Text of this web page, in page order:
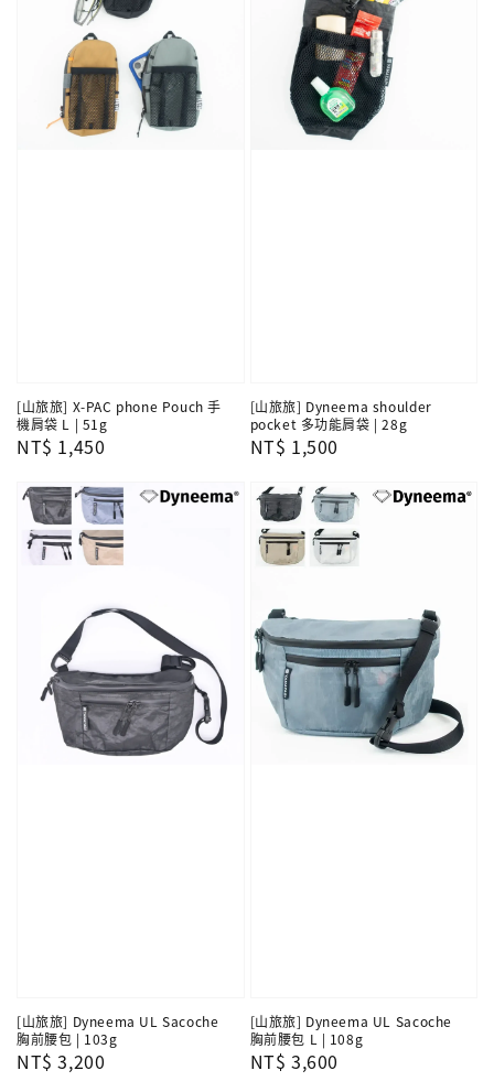
[山旅旅] X-PAC phone Pouch 手
機肩袋 L | 51g
Regular
NT$ 1,450
[山旅旅] Dyneema shoulder
pocket 多功能肩袋 | 28g
Regular
NT$ 1,500
[山旅旅] Dyneema UL Sacoche
胸前腰包 | 103g
Regular
NT$ 3,200
[山旅旅] Dyneema UL Sacoche
胸前腰包 L | 108g
Regular
NT$ 3,600